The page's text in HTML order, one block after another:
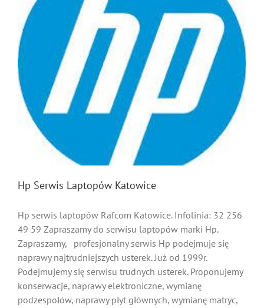
Hp Serwis Laptopów Katowice
Hp serwis laptopów Rafcom Katowice. Infolinia: 32 256
49 59 Zapraszamy do serwisu laptopów marki Hp.
Zapraszamy, profesjonalny serwis Hp podejmuje się
naprawy najtrudniejszych usterek. Już od 1999r.
Podejmujemy się serwisu trudnych usterek. Proponujemy
konserwacje, naprawy elektroniczne, wymianę
podzespołów, naprawy płyt głównych, wymianę matryc,